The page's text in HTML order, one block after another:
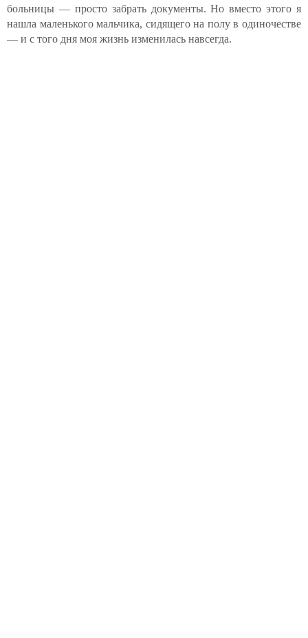
больницы — просто забрать документы. Но вместо этого я
нашла маленького мальчика, сидящего на полу в одиночестве
— и с того дня моя жизнь изменилась навсегда.